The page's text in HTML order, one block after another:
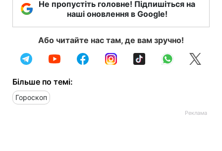
Не пропустіть головне! Підпишіться на
наші оновлення в Google!
Або читайте нас там, де вам зручно!
Більше по темі:
Гороскоп